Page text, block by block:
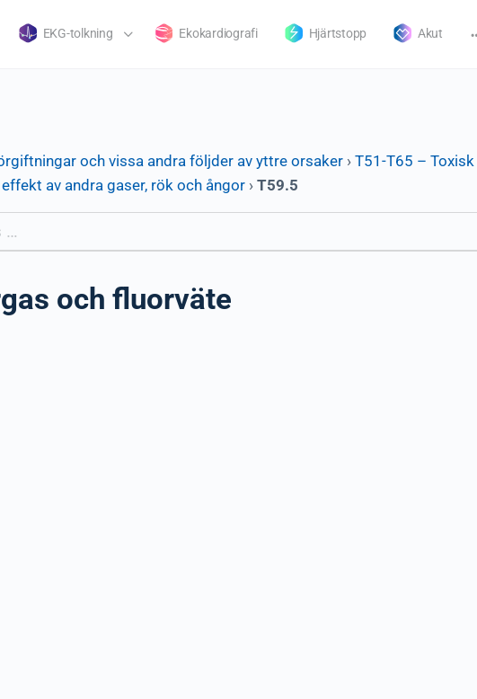
EKG-tolkning Ekokardiografi Hjärtstopp Akut
och vissa andra följder av yttre orsaker › T51-T65 –
av andra gaser, rök och ångor › T59.5
och fluorväte